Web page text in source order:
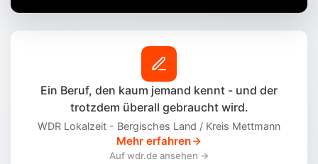
Ein Beruf, den kaum jemand kennt - und der
trotzdem überall gebraucht wird.
WDR Lokalzeit - Bergisches Land / Kreis Mettmann
Mehr erfahren
Auf wdr.de ansehen →